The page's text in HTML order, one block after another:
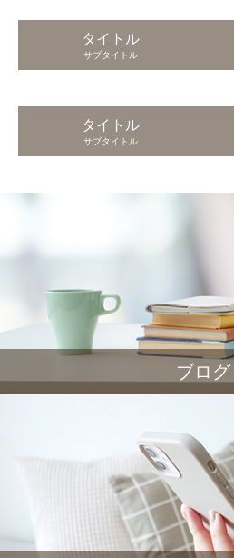
タイトル
サブタイトル
タイトル
サブタイトル
ブログ